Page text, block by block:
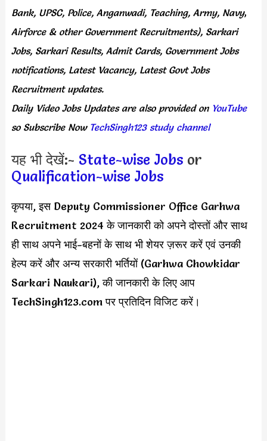
Bank, UPSC, Police, Anganwadi, Teaching, Army, Navy,
Airforce & other Government Recruitments), Sarkari
Jobs, Sarkari Results, Admit Cards, Government Jobs
notifications, Latest Vacancy, Latest Govt Jobs
Recruitment updates.
Daily Video Jobs Updates are also provided onYouTube
so Subscribe Now TechSingh123 study channel
यह भी देखें:- State-wise Jobs or
Qualification-wise Jobs
कृपया, इस Deputy Commissioner Office Garhwa
Recruitment 2024 के जानकारी को अपने दोस्तों और साथ
ही साथ अपने भाई-बहनों के साथ भी शेयर ज़रूर करें एवं उनकी
हेल्प करें और अन्य सरकारी भर्तियों (Garhwa Chowkidar
Sarkari Naukari), की जानकारी के लिए आप
TechSingh123.com पर प्रतिदिन विजिट करें।